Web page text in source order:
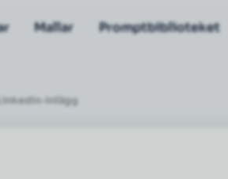
Mallar Promptbiblioteket
inlägg